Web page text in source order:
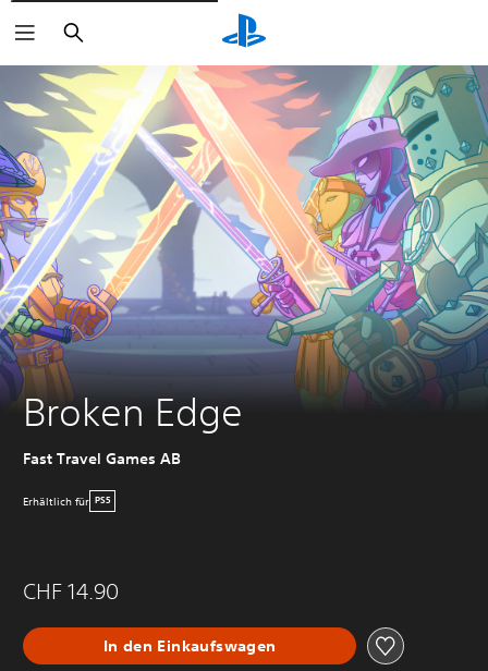
Suchen
Broken Edge
Fast Travel Games AB
Erhältlich für PS5
CHF 14.90
In den Einkaufswagen